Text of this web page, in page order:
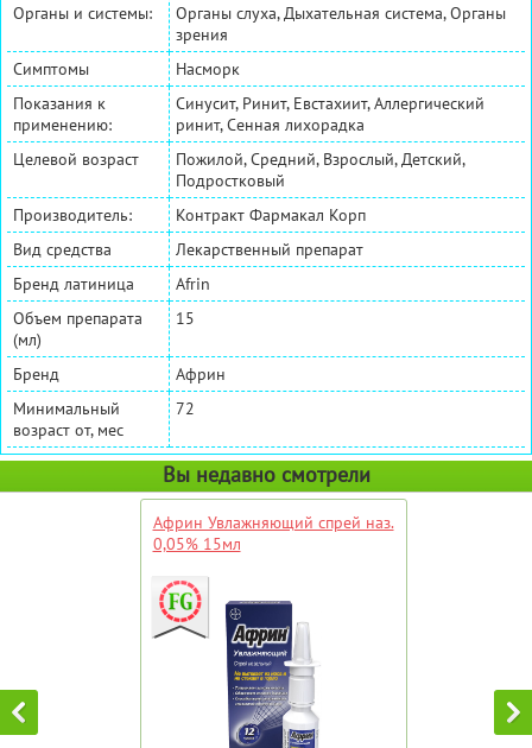
Органы и системы:
Органы слуха, Дыхательная система, Органы
зрения
Симптомы
Насморк
Показания к
применению:
Синусит, Ринит, Евстахиит, Аллергический
ринит, Сенная лихорадка
Целевой возраст
Пожилой, Средний, Взрослый, Детский,
Подростковый
Производитель:
Контракт Фармакал Корп
Вид средства
Лекарственный препарат
Бренд латиница
Afrin
Объем препарата
(мл)
15
Бренд
Африн
Минимальный
возраст от, мес
72
Вы недавно смотрели
Африн Увлажняющий спрей наз.
0,05% 15мл